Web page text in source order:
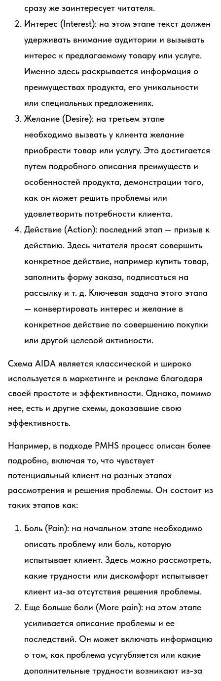
сразу же заинтересует читателя.
Интерес (Interest): на этом этапе текст должен
удерживать внимание аудитории и вызывать
интерес к предлагаемому товару или услуге.
Именно здесь раскрывается информация о
преимуществах продукта, его уникальности
или специальных предложениях.
Желание (Desire): на третьем этапе
необходимо вызвать у клиента желание
приобрести товар или услугу. Это достигается
путем подробного описания преимуществ и
особенностей продукта, демонстрации того,
как он может решить проблемы или
удовлетворить потребности клиента.
Действие (Action): последний этап — призыв к
действию. Здесь читателя просят совершить
конкретное действие, например купить товар,
заполнить форму заказа, подписаться на
рассылку и т. д. Ключевая задача этого этапа
— конвертировать интерес и желание в
конкретное действие по совершению покупки
или другой целевой активности.
Схема AIDA является классической и широко
используется в маркетинге и рекламе благодаря
своей простоте и эффективности. Однако, помимо
нее, есть и другие схемы, доказавшие свою
эффективность.
Например, в подходе PMHS процесс описан более
подробно, включая то, что чувствует
потенциальный клиент на разных этапах
рассмотрения и решения проблемы. Он состоит из
таких этапов как:
Боль (Pain): на начальном этапе необходимо
описать проблему или боль, которую
испытывает клиент. Здесь можно рассмотреть,
какие трудности или дискомфорт испытывает
клиент из-за отсутствия решения проблемы.
Еще больше боли (More pain): на этом этапе
усиливается описание проблемы и ее
последствий. Он может включать информацию
о том, как проблема усугубляется или какие
дополнительные трудности возникают из-за